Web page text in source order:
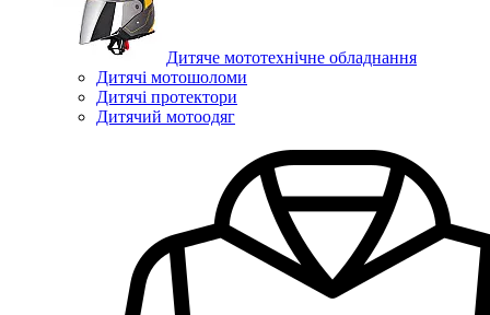
Дитяче мототехнічне обладнання
Дитячі мотошоломи
Дитячі протектори
Дитячий мотоодяг